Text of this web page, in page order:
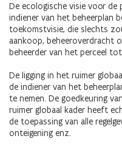
De ecologische visie voor de
indiener van het beheerplan
toekomstvisie, die slechts
aankoop, beheeroverdracht
beheerder van het perceel
De ligging in het ruimer
de indiener van het
te nemen. De goedkeuring
ruimer globaal kader heeft
de toepassing van alle
onteigening enz.